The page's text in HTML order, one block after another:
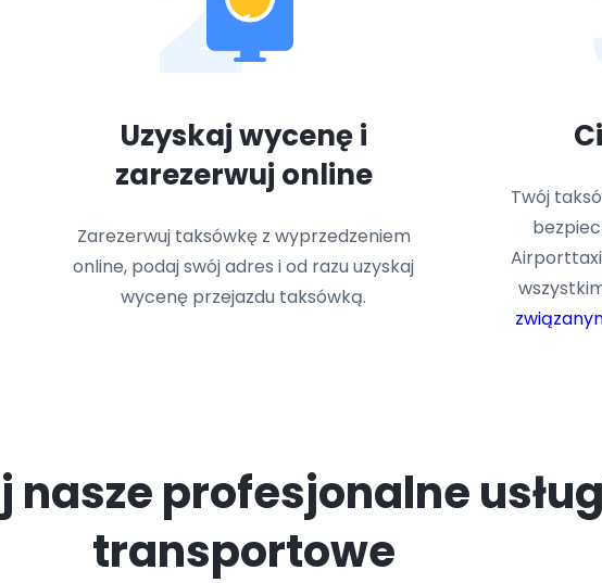
Uzyskaj wycenę i
zarezerwuj online
Zarezerwuj taksówkę z wyprzedzeniem
online, podaj swój adres i od razu uzyskaj
wycenę przejazdu taksówką.
Twój
nasze profesjonalne
transportowe